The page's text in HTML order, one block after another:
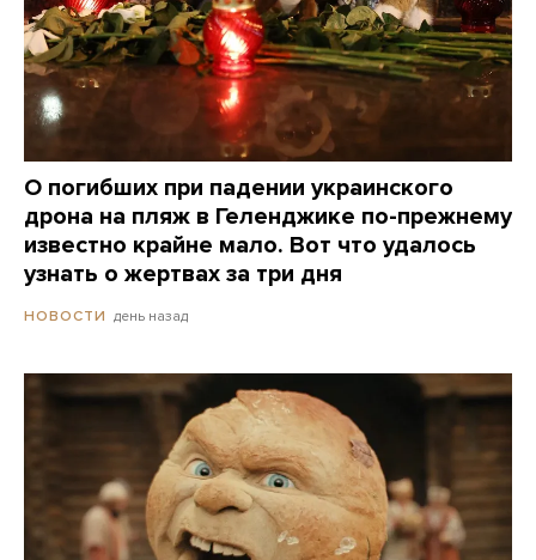
О погибших при падении украинского
дрона на пляж в Геленджике по-прежнему
известно крайне мало. Вот что удалось
узнать о жертвах за три дня
НОВОСТИ день назад